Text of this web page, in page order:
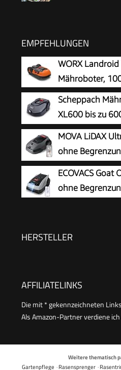
EMPFEHLUNGEN
WORX Landroid
Mähroboter,
Scheppach
XL600 bis zu
Schnittbreite |
| Regensensor | WiFi &
Steigung | mit Station, 9
180 Haken
MOVA LiDAX
ohne
KI Vision
ECOVACS
ohne
Steuerung, passiert 0,7 m
HERSTELLER
AFFILIATELINKS
Die mit * gekennzeichneten
Als Amazon-Partner verdiene
Weitere thematisch
Gartenpflege ·Rasensprenger·